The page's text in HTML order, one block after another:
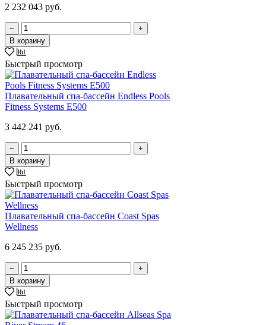
2 232 043 руб.
−
+
В корзину
Быстрый просмотр
Плавательный спа-бассейн Endless Pools
Fitness Systems E500
3 442 241 руб.
−
+
В корзину
Быстрый просмотр
Плавательный спа-бассейн Coast Spas
Wellness
6 245 235 руб.
−
+
В корзину
Быстрый просмотр